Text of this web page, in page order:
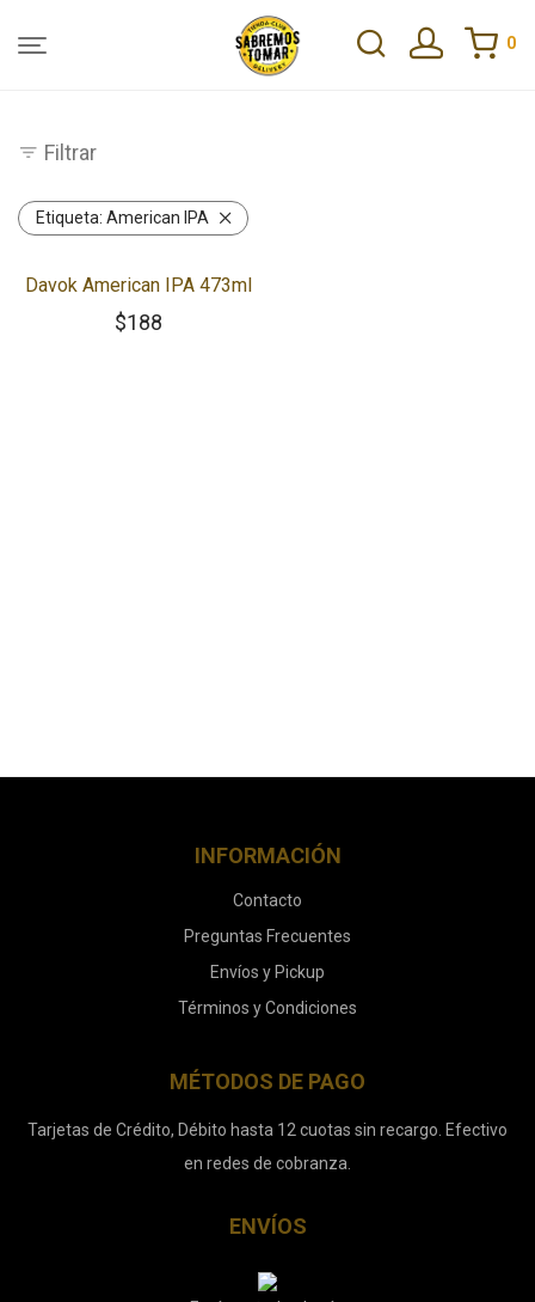
0
Filtrar
Etiqueta: American IPA
Davok American IPA 473ml
$188
INFORMACIÓN
Contacto
Preguntas Frecuentes
Envíos y Pickup
Términos y Condiciones
MÉTODOS DE PAGO
Tarjetas de Crédito, Débito hasta 12 cuotas sin recargo. Efectivo
en redes de cobranza.
ENVÍOS